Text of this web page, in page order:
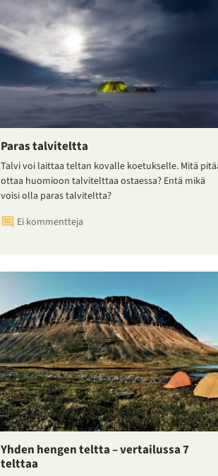
Paras talviteltta
Talvi voi laittaa teltan kovalle koetukselle. Mitä
ottaa huomioon talvitelttaa ostaessa? Entä mikä
voisi olla paras talviteltta?
Ei kommentteja
Yhden hengen teltta – vertailussa 7
telttaa